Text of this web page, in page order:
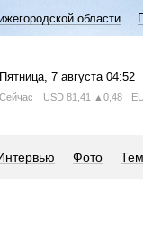
области
Пятница, 7 августа 04:52
Сейчас USD 81,41 ▲0,48
Фото